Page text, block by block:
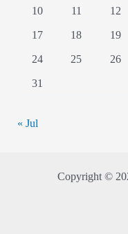
10
11 12
17
18 19
24
25 26
31
« Jul
Copyright ©